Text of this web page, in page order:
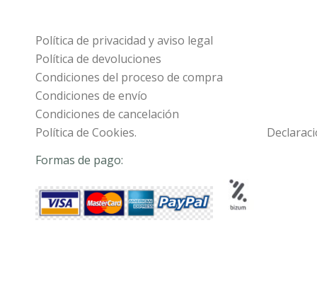
Política de privacidad y aviso legal
Política de devoluciones
Condiciones del proceso de compra
Condiciones de envío
Condiciones de cancelación
Política de Cookies.
Formas de pago: